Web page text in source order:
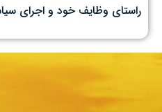
راستای وظایف خود و اجرای